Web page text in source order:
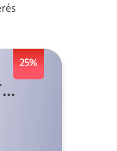
25%